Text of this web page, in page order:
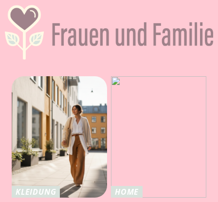
KLEIDUNG
HOME